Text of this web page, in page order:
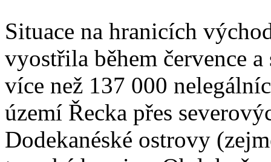
Situace na hranicích
vyostřila během července
více než 137 000
území Řecka přes
Dodekanéské ostrovy